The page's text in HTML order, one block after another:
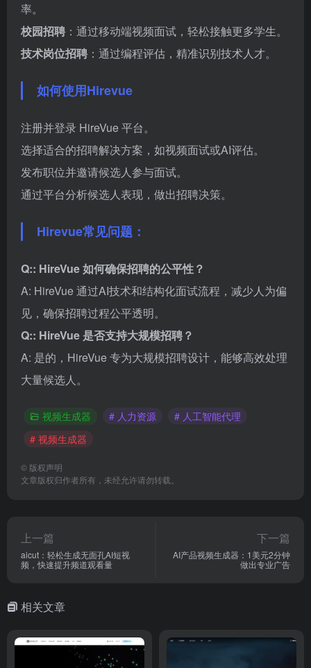
率。
校园招聘 ：通过移动端视频面试，轻松接触更多学生。
技术岗位招聘 ：通过编程评估，精准识别技术人才。
如何使用Hirevue
注册并登录 HireVue 平台。
选择适合的招聘解决方案，如视频面试或AI评估。
发布职位并邀请候选人参与面试。
通过平台分析候选人表现，做出招聘决策。
Hirevue常见问题：
Q:: HireVue 如何确保招聘的公平性？
A: HireVue 通过AI技术和结构化面试流程，减少人为偏
见，确保招聘过程公平透明。
Q:: HireVue 是否支持大规模招聘？
A: 是的，HireVue 专为大规模招聘设计，能够高效处理
大量候选人。
视频生成器 # 人力资源
# 人工智能代理
# 视频生成器
© 版权声明
文章版权归作者所有，未经允许请勿转载。
上一篇
aicut：轻松生成无面孔AI短视
频，快速提升频道观看量
下一篇
AI产品视频生成器：1美元2分钟
做出专业广告
相关文章